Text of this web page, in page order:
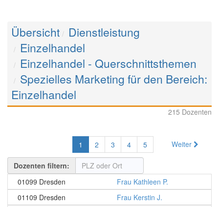
Übersicht
Dienstleistung
Einzelhandel
Einzelhandel - Querschnittsthemen
Spezielles Marketing für den Bereich:
Einzelhandel
215 Dozenten
1 2 3 4 5 Weiter
Dozenten filtern:
01099 Dresden
Frau Kathleen P.
01109 Dresden
Frau Kerstin J.